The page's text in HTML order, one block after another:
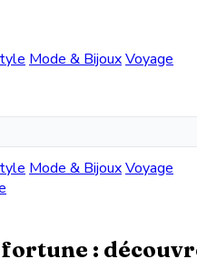
Mode & BijouxVoyage
Mode & BijouxVoyage
: